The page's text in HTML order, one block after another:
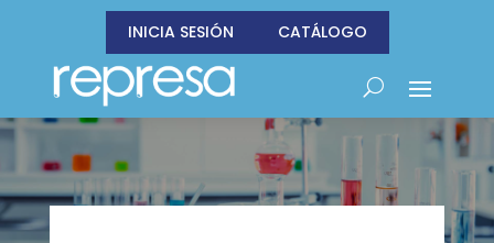
INICIA SESIÓN CATÁLOGO